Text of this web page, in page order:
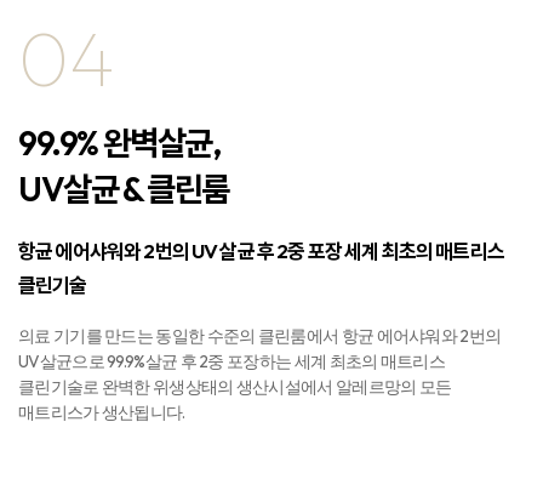
04
99.9% 완벽살균,
UV살균 & 클린룸
항균 에어샤워와 2번의 UV 살균 후 2중 포장세계 최초의 매트리스
클린기술
의료 기기를 만드는 동일한 수준의 클린룸에서 항균 에어샤워와 2번의
UV살균으로 99.9%살균 후 2중 포장하는 세계 최초의 매트리스
클린기술로 완벽한 위생상태의 생산시설에서 알레르망의 모든
매트리스가 생산됩니다.